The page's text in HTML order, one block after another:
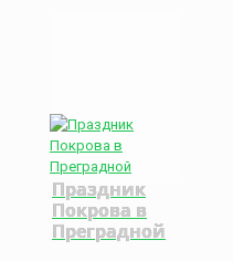
Праздник
Покрова в
Преградной